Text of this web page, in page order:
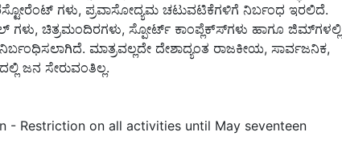
ಗಳು, ಪ್ರವಾಸೋದ್ಯಮ ಚಟುವಟಿಕೆಗಳಿಗೆ ನಿರ್ಬಂಧ ಇರಲಿದೆ.
ಗಳು, ಚಿತ್ರಮಂದಿರಗಳು, ಸ್ಪೋರ್ಟ್ ಕಾಂಪ್ಲೆಕ್ಸ್‍ಗಳು ಹಾಗೂ ಜಿಮ್‍ಗಳಲ್ಲಿ
ಮಾತ್ರವಲ್ಲದೇ ದೇಶಾದ್ಯಂತ ರಾಜಕೀಯ, ಸಾರ್ವಜನಿಕ,
ಜನ ಸೇರುವಂತಿಲ್ಲ.
- Restriction on all activities until May seventeen